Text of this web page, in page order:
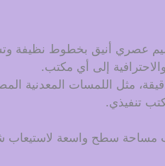
عصري أنيق بخطوط نظيفة
إلى أي مكتب.
مثل اللمسات المعدنية
تنفيذي.
مساحة سطح واسعة لاستيعاب